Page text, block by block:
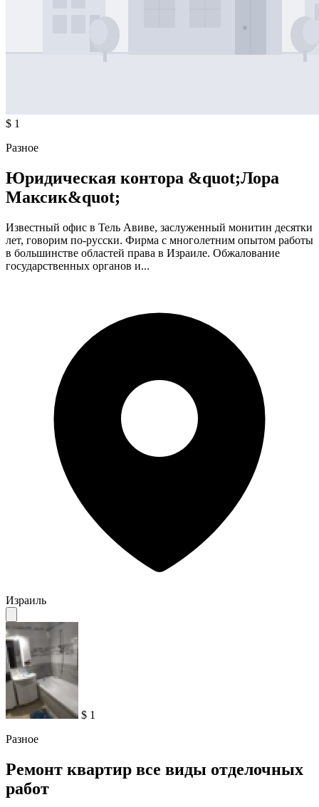
$ 1
Разное
Юридическая контора &quot;Лора
Максик&quot;
Известный офис в Тель Авиве, заслуженный монитин десятки
лет, говорим по-русски. Фирма с многолетним опытом работы
в большинстве областей права в Израиле. Обжалование
государственных органов и...
Израиль
$ 1
Разное
Ремонт квартир все виды отделочных
работ